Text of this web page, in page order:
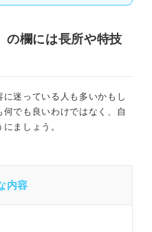
の欄には長所や特技
迷っている人も多いかもし
でも良いわけではなく、自
ましょう。
内容